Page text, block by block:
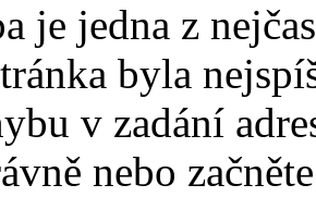
je jedna z
byla
v zadání
nebo